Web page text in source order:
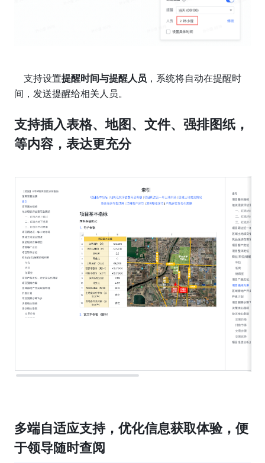
    支持设置
提醒时间与提醒人员 ，系统将自动在提醒时
间，发送提醒给相关人员。
支持插入表格、地图、文件、强排图纸，
等内容，表达更充分
多端自适应支持，优化信息获取体验，便
于领导随时查阅